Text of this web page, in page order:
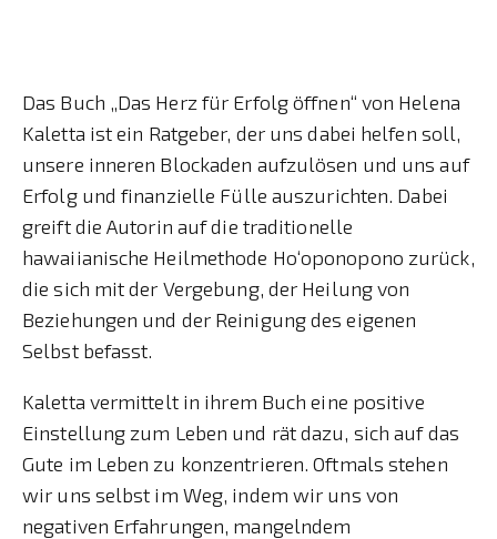
Das Buch „Das Herz für Erfolg öffnen“ von Helena
Kaletta ist ein Ratgeber, der uns dabei helfen soll,
unsere inneren Blockaden aufzulösen und uns auf
Erfolg und finanzielle Fülle auszurichten. Dabei
greift die Autorin auf die traditionelle
hawaiianische Heilmethode Ho‘oponopono zurück,
die sich mit der Vergebung, der Heilung von
Beziehungen und der Reinigung des eigenen
Selbst befasst.
Kaletta vermittelt in ihrem Buch eine positive
Einstellung zum Leben und rät dazu, sich auf das
Gute im Leben zu konzentrieren. Oftmals stehen
wir uns selbst im Weg, indem wir uns von
negativen Erfahrungen, mangelndem